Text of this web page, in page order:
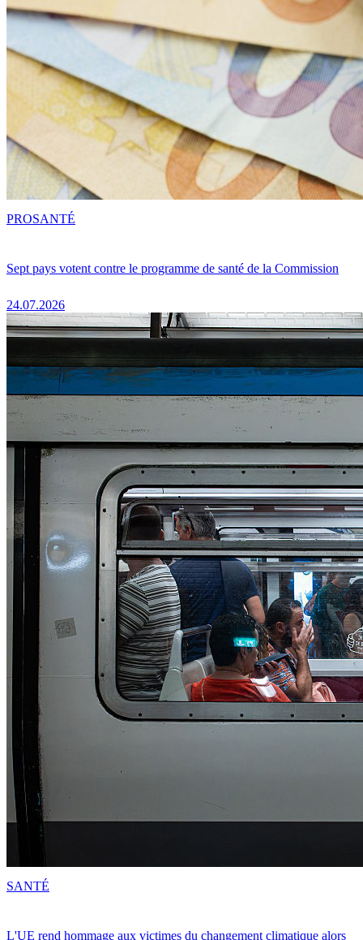
Sept pays votent contre le programme de santé de la Commission
24.07.2026
PROSANTÉ
L'UE rend hommage aux victimes du changement climatique alors
SANTÉ